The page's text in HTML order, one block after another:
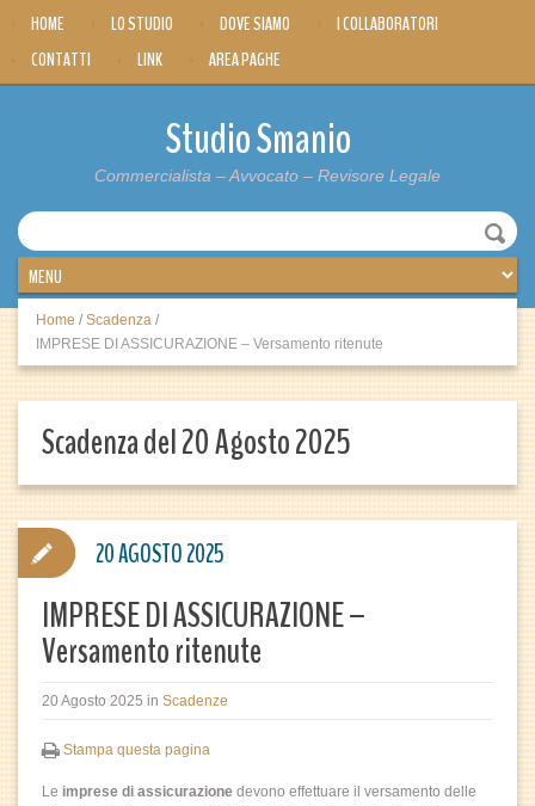
HOME LO STUDIO DOVE SIAMO
I COLLABORATORI
CONTATTI
LINK AREA PAGHE
Studio Smanio
Commercialista – Avvocato – Revisore Legale
Home / Scadenza /
IMPRESE DI ASSICURAZIONE – Versamento ritenute
Scadenza del 20 Agosto 2025
IMPRESE DI ASSICURAZIONE –
Versamento ritenute
20 Agosto 2025 in Scadenze
Stampa questa pagina
Le imprese di assicurazione devono effettuare il versamento delle
20 AGOSTO 2025